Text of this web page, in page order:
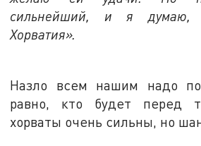
сильнейший, и я думаю,
Хорватия».
Назло всем нашим надо
равно, кто будет перед
хорваты очень сильны, но